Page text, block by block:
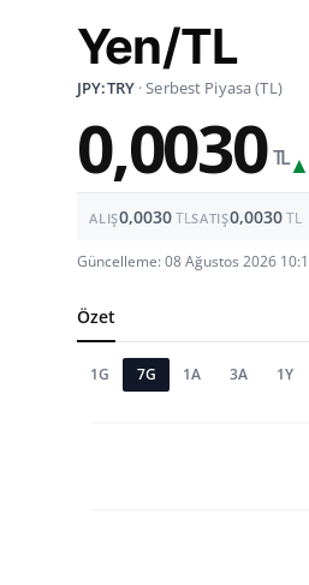
Döviz Kurları
Kripto Paralar
TCMB Kurları
Emtia Fiyatları
Yen/TL
JPY:TRY· Serbest Piyasa (TL)
0,0030 TL
ALIŞ0,0030TLSATIŞ0,0030 TL
Güncelleme: 08 Ağustos 2026
Özet
1G 7G 1A 3A 1Y